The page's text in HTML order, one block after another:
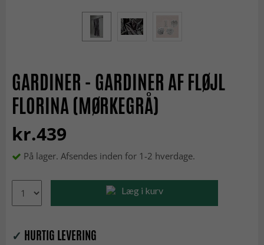
GARDINER - GARDINER AF FLØJL
FLORINA (MØRKEGRÅ)
kr.439
På lager. Afsendes inden for 1-2 hverdage.
Læg i kurv
✓ HURTIG LEVERING